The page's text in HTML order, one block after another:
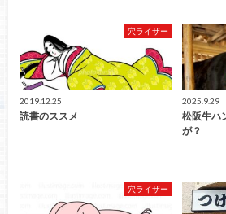
穴ライザー
2019.12.25
読書のススメ
2025.9.29
松阪牛ハ
が？
穴ライザー